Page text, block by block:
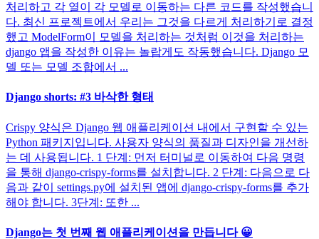
처리하고 각 열이 각 모델로 이동하는 다른 코드를 작성했습니
다. 최신 프로젝트에서 우리는 그것을 다르게 처리하기로 결정
했고 ModelForm이 모델을 처리하는 것처럼 이것을 처리하는
django 앱을 작성한 이유는 놀랍게도 작동했습니다. Django 모
델 또는 모델 조합에서 ...
Django shorts: #3 바삭한 형태
Crispy 양식은 Django 웹 애플리케이션 내에서 구현할 수 있는
Python 패키지입니다. 사용자 양식의 품질과 디자인을 개선하
는 데 사용됩니다. 1 단계: 먼저 터미널로 이동하여 다음 명령
을 통해 django-crispy-forms를 설치합니다. 2 단계: 다음으로 다
음과 같이 settings.py에 설치된 앱에 django-crispy-forms를 추가
해야 합니다. 3단계: 또한 ...
Django는 첫 번째 웹 애플리케이션을 만듭니다 😀